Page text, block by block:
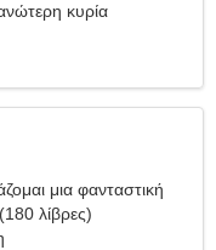
κυρία
μια φανταστική
λίβρες)